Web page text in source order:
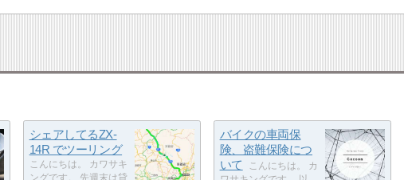
シェアしてるZX-
14R でツーリング
こんにちは。 カワサキ
ングです。 先週末は貸
バイクの車両保
険、盗難保険につ
いて
こんにちは。 カ